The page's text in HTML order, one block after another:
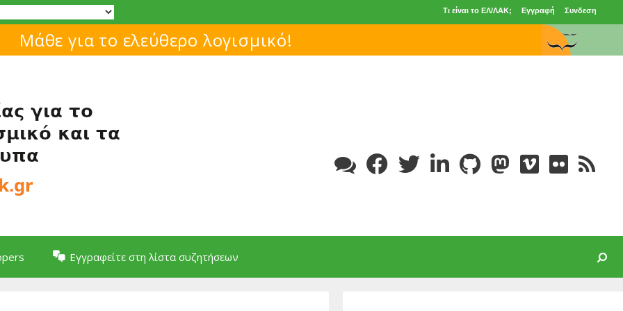
Τι είναι το ΕΛ/ΛΑΚ; Εγγραφή Συνδεση
Μάθε για το ελεύθερο λογισμικό!
Εγγραφείτε στη λίστα συζητήσεων Search